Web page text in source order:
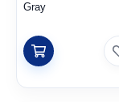
Gray